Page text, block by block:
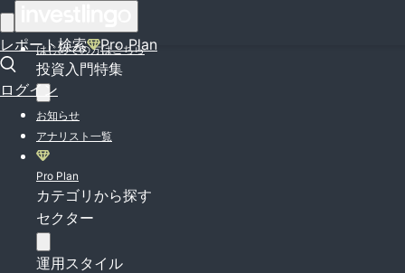
レポート検索 Pro Plan
ログイン
はじめての方はこちら
投資入門特集
お知らせ
アナリスト一覧
Pro Plan
カテゴリから探す
セクター
運用スタイル